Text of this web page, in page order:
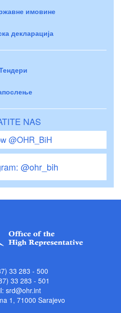
имовине
декларација
NAS
@OHR_BiH
@ohr_bih
33 283 - 500
33 283 - 501
srd@ohr.int
1, 71000 Sarajevo